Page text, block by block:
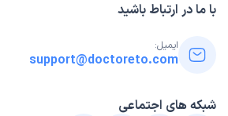
با ما در ارتباط باشید
ایمیل:
support@doctoreto.com
شبکه های اجتماعی